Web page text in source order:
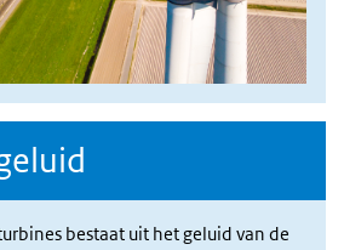
bestaat uit het geluid van de